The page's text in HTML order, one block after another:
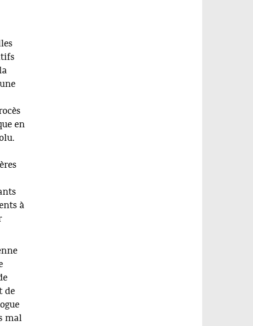
en
à
de
mal